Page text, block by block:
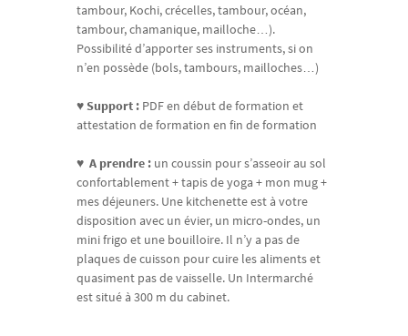
tambour, Kochi, crécelles, tambour, océan,
tambour, chamanique, mailloche…).
Possibilité d’apporter ses instruments, si on
n’en possède (bols, tambours, mailloches…)
♥ Support : PDF en début de formation et
attestation de formation en fin de formation
♥ A prendre : un coussin pour s’asseoir au sol
confortablement + tapis de yoga + mon mug +
mes déjeuners. Une kitchenette est à votre
disposition avec un évier, un micro-ondes, un
mini frigo et une bouilloire. Il n’y a pas de
plaques de cuisson pour cuire les aliments et
quasiment pas de vaisselle. Un Intermarché
est situé à 300 m du cabinet.